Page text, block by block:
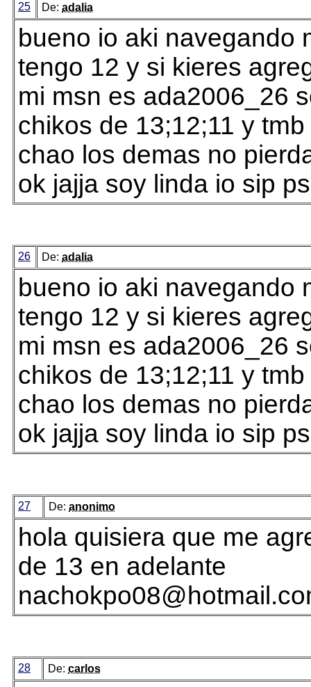
25 De: adalia
bueno io aki navegando
tengo 12 y si kieres
mi msn es ada2006_26
chikos de 13;12;11 y
chao los demas no
ok jajja soy linda io sip ps
26 De: adalia
bueno io aki navegando
tengo 12 y si kieres
mi msn es ada2006_26
chikos de 13;12;11 y
chao los demas no
ok jajja soy linda io sip ps
27 De: anonimo
hola quisiera que me
de 13 en adelante
28 De: carlos